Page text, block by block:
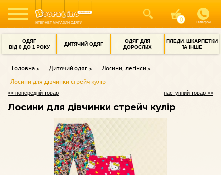
ІНТЕРНЕТ-МАГАЗИН ОДЯГУ Телефон
ОДЯГ
ВІД 0 ДО 1 РОКУ
ДИТЯЧИЙ ОДЯГ
ОДЯГ ДЛЯ
ДОРОСЛИХ
ПЛЕДИ, ШКАРПЕТКИ
ТА ІНШЕ
Головна Дитячий одяг
Лосини, легінси
Лосини для дівчинки стрейч кулір
<< попередній товар наступний товар >>
Лосини для дівчинки стрейч кулір